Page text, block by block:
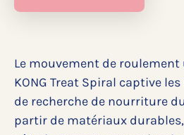
Le mouvement de
KONG Treat Spiral captive
de recherche de nourriture
partir de matériaux